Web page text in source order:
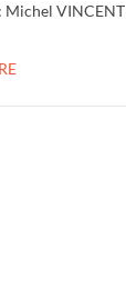
Michel VINCENT